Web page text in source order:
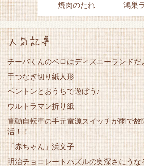
焼肉のたれ 鴻巣
人気記事
チーバくんのベロはディズニーランドだ
手つなぎ切り紙人形
ペントンとおうちで遊ぼう♪
ウルトラマン折り紙
電動自転車の手元電源スイッチが雨で
活！！
「赤ちゃん」浜文子
明治チョコレートパズルの奥深さにう